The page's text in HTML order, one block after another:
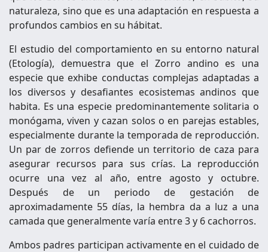
naturaleza, sino que es una adaptación en respuesta a
profundos cambios en su hábitat.
El estudio del comportamiento en su entorno natural
(Etología), demuestra que el Zorro andino es una
especie que exhibe conductas complejas adaptadas a
los diversos y desafiantes ecosistemas andinos que
habita. Es una especie predominantemente solitaria o
monógama, viven y cazan solos o en parejas estables,
especialmente durante la temporada de reproducción.
Un par de zorros defiende un territorio de caza para
asegurar recursos para sus crías. La reproducción
ocurre una vez al año, entre agosto y octubre.
Después de un periodo de gestación de
aproximadamente 55 días, la hembra da a luz a una
camada que generalmente varía entre 3 y 6 cachorros.
Ambos padres participan activamente en el cuidado de